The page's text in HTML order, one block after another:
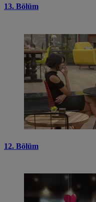
13. Bölüm
12. Bölüm